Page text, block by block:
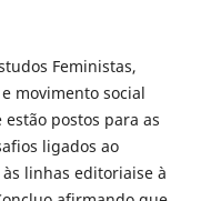
Feministas,
movimento social
postos para as
ligados ao
linhas editoriaise à